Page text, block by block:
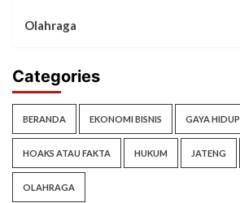
Olahraga
Categories
BERANDA EKONOMI BISNIS GAYA HIDUP
HOAKS ATAU FAKTA HUKUM JATENG
OLAHRAGA